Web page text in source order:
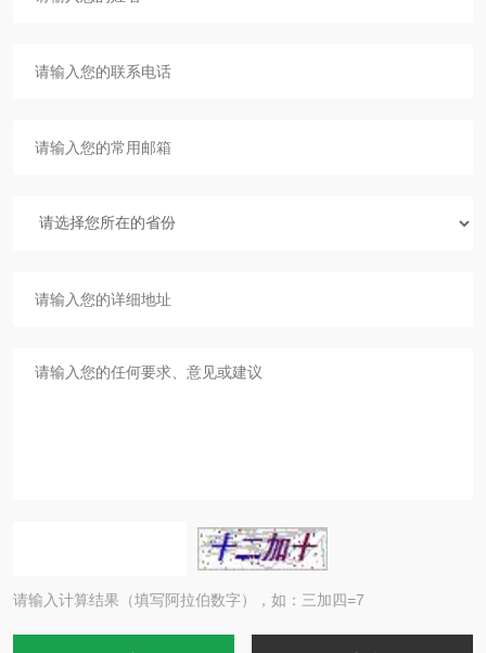
请输入计算结果（填写阿拉伯数字），如：三加四=7